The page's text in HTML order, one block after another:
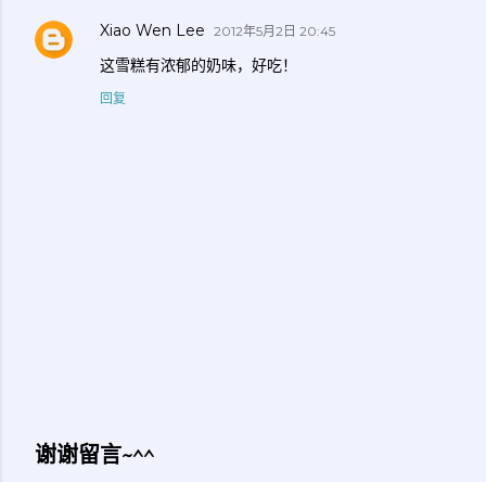
Xiao Wen Lee 2012年5月2日 20:45
这雪糕有浓郁的奶味，好吃！
回复
谢谢留言~^^